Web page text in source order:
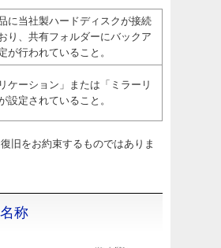
に当社製ハードディスクが接続
り、共有フォルダーにバックア
が行われていること。
ケーション」または「ミラーリ
設定されていること。
旧をお約束するものではありま
称